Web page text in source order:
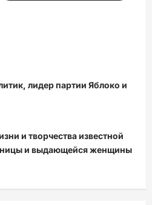
лидер партии Яблоко и
и творчества известной
и выдающейся женщины